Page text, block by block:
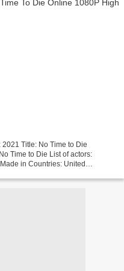
Title: No Time to Die
Time to Die List of actors:
in Countries: United